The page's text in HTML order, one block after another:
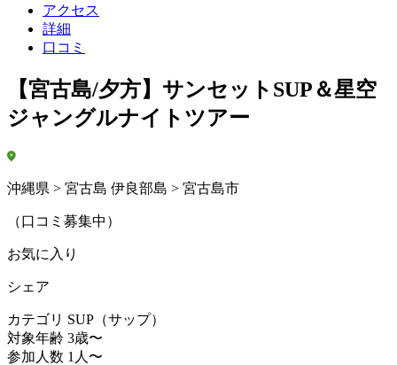
アクセス
詳細
口コミ
【宮古島/夕方】サンセットSUP＆星空
ジャングルナイトツアー
沖縄県 > 宮古島 伊良部島 > 宮古島市
（口コミ募集中）
お気に入り
シェア
カテゴリ SUP（サップ）
対象年齢 3歳〜
参加人数 1人〜